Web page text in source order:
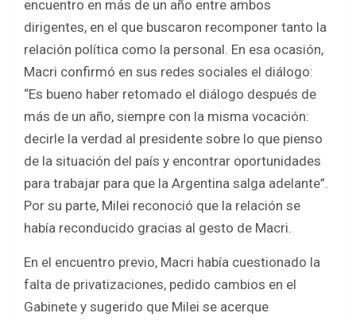
encuentro en más de un año entre ambos
dirigentes, en el que buscaron recomponer tanto la
relación política como la personal. En esa ocasión,
Macri confirmó en sus redes sociales el diálogo:
“Es bueno haber retomado el diálogo después de
más de un año, siempre con la misma vocación:
decirle la verdad al presidente sobre lo que pienso
de la situación del país y encontrar oportunidades
para trabajar para que la Argentina salga adelante”.
Por su parte, Milei reconoció que la relación se
había reconducido gracias al gesto de Macri.
En el encuentro previo, Macri había cuestionado la
falta de privatizaciones, pedido cambios en el
Gabinete y sugerido que Milei se acerque